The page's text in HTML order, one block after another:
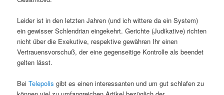
Leider ist in den letzten Jahren (und ich wittere da ein System)
ein gewisser Schlendrian eingekehrt. Gerichte (Judikative) richten
nicht über die Exekutive, respektive gewähren Ihr einen
Vertrauensvorschuß, der eine gegenseitige Kontrolle als beendet
gelten lässt.
BeiTelepolis gibt es einen interessanten und um gut schlafen zu